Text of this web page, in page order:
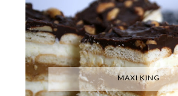
MAXI KING